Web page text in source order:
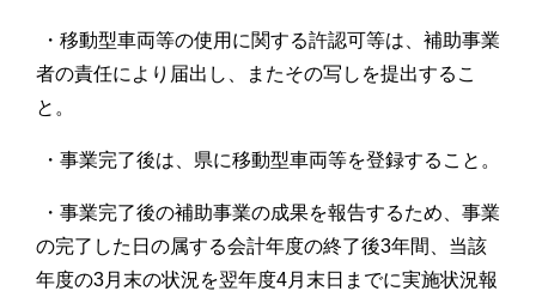
・移動型車両等の使用に関する許認可等は、補助事業
者の責任により届出し、またその写しを提出するこ
と。
・事業完了後は、県に移動型車両等を登録すること。
・事業完了後の補助事業の成果を報告するため、事業
の完了した日の属する会計年度の終了後3年間、当該
年度の3月末の状況を翌年度4月末日までに実施状況報